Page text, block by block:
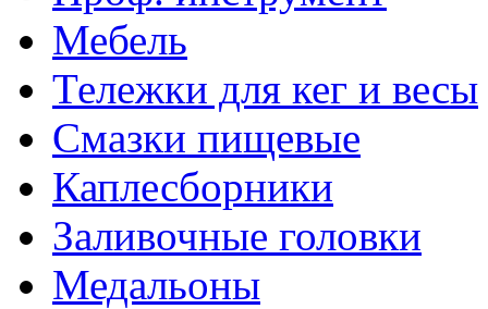
Мебель
Тележки для кег и весы
Смазки пищевые
Каплесборники
Заливочные головки
Медальоны